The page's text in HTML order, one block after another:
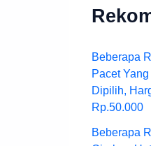
Beberapa
Pacet
Dipilih,
Rp.50.000
Beberapa